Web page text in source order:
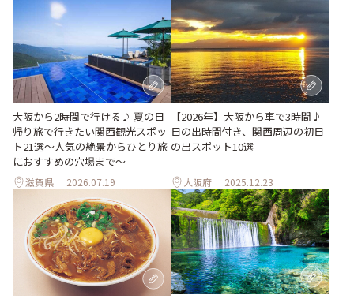
大阪から2時間で行ける♪ 夏の日
帰り旅で行きたい関西観光スポッ
ト21選～人気の絶景からひとり旅
におすすめの穴場まで～
滋賀県 2026.07.19
【2026年】大阪から車で3時間♪
日の出時間付き、関西周辺の初日
の出スポット10選
大阪府 2025.12.23